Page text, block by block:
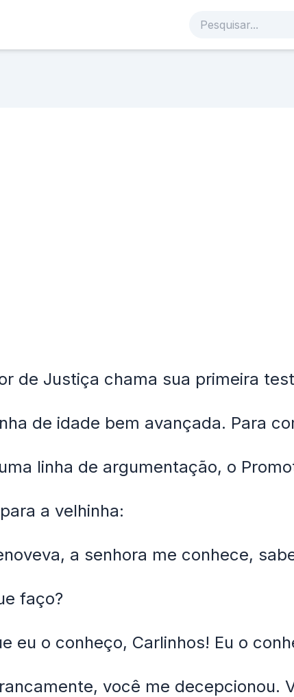
de Justiça chama sua primeira
de idade bem avançada. Para
linha de argumentação, o
a velhinha:
a senhora me conhece,
faço?
eu o conheço, Carlinhos! Eu o
você me decepcionou.